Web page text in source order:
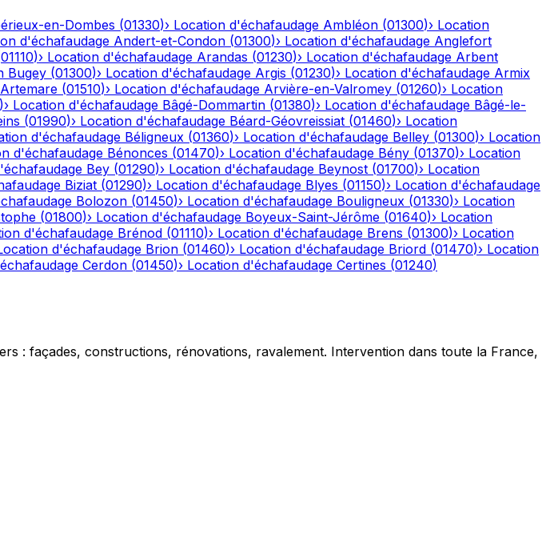
en-Dombes (01330)› Location d'échafaudage Ambléon (01300)› Location
d'échafaudage Andert-et-Condon (01300)› Location d'échafaudage Anglefort
01110)› Location d'échafaudage Arandas (01230)› Location d'échafaudage Arbent
Bugey (01300)› Location d'échafaudage Argis (01230)› Location d'échafaudage Armix
Artemare (01510)› Location d'échafaudage Arvière-en-Valromey (01260)› Location
)› Location d'échafaudage Bâgé-Dommartin (01380)› Location d'échafaudage Bâgé-le-
(01990)› Location d'échafaudage Béard-Géovreissiat (01460)› Location
d'échafaudage Béligneux (01360)› Location d'échafaudage Belley (01300)› Location
d'échafaudage Bénonces (01470)› Location d'échafaudage Bény (01370)› Location
Bey (01290)› Location d'échafaudage Beynost (01700)› Location
Biziat (01290)› Location d'échafaudage Blyes (01150)› Location d'échafaudage
Bolozon (01450)› Location d'échafaudage Bouligneux (01330)› Location
(01800)› Location d'échafaudage Boyeux-Saint-Jérôme (01640)› Location
d'échafaudage Brénod (01110)› Location d'échafaudage Brens (01300)› Location
d'échafaudage Brion (01460)› Location d'échafaudage Briord (01470)› Location
Cerdon (01450)› Location d'échafaudage Certines (01240)
: façades, constructions, rénovations, ravalement. Intervention dans toute la France,